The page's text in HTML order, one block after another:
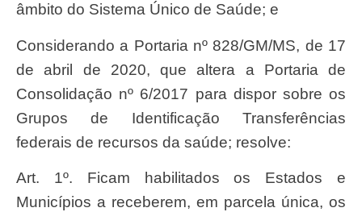
âmbito do Sistema Único de Saúde; e
Considerando a Portaria nº 828/GM/MS, de 17
de abril de 2020, que altera a Portaria de
Consolidação nº 6/2017 para dispor sobre os
Grupos de Identificação Transferências
federais de recursos da saúde; resolve:
Art. 1º. Ficam habilitados os Estados e
Municípios a receberem, em parcela única, os